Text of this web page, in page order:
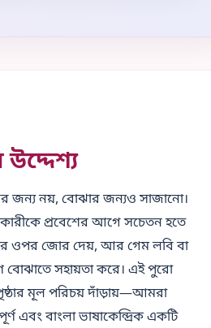
জন্য নয়, বোঝার জন্যও সাজানো।
প্রবেশের আগে সচেতন হতে
ওপর জোর দেয়, আর গেম লবি বা
বোঝাতে সহায়তা করে। এই পুরো
মূল পরিচয় দাঁড়ায়—আমরা
এবং বাংলা ভাষাকেন্দ্রিক একটি